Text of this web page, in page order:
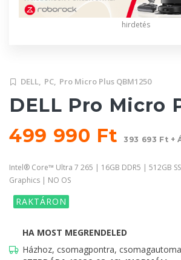
hirdetés
DELL, PC, Pro Micro Plus QBM1250
DELL Pro Micro
499 990 Ft
393 693 Ft +
Intel® Core™ Ultra 7 265 | 16GB DDR5 | 512GB
Graphics | NO OS
RAKTÁRON
HA MOST MEGRENDELED
Házhoz, csomagpontra,